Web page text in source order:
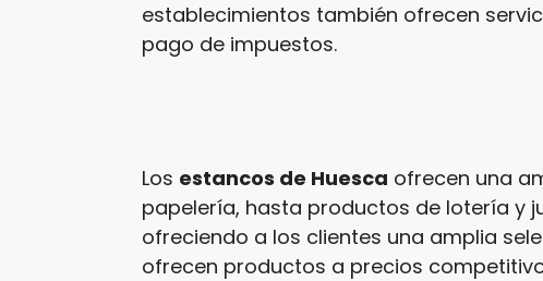
establecimientos también ofrecen
pago de impuestos.
Los estancos de Huesca ofrecen una
papelería, hasta productos de lotería y
ofreciendo a los clientes una amplia
ofrecen productos a precios